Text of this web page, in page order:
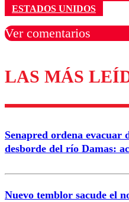
ESTADOS UNIDOS
Ver comentarios
Los comentarios son
diálogo
Correo
LAS MÁS
Senapred ordena evacuar
desborde del río Damas:
Nuevo temblor sacude el